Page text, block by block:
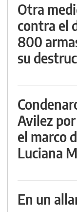
Otra
contra el
800
su
Avilez
el marco
Luciana
En un